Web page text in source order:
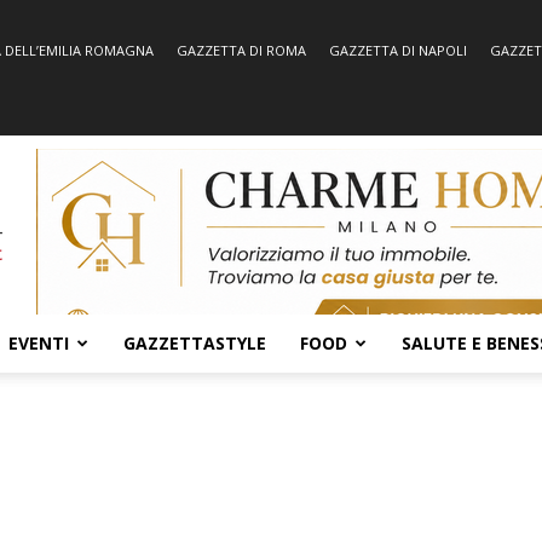
ROMAGNA GAZZETTA DI ROMA GAZZETTA DI NAPOLI
EVENTI GAZZETTASTYLE FOOD SALUTE E